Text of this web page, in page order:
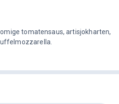
tomatensaus, artisjokharten,